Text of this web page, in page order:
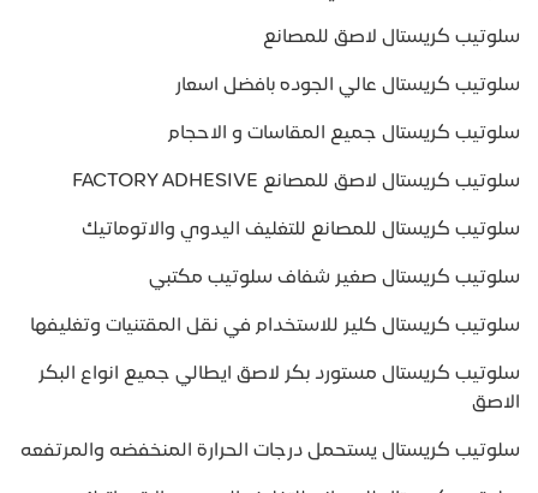
سلوتيب كريستال لاصق للمصانع
سلوتيب كريستال عالي الجوده بافضل اسعار
سلوتيب كريستال جميع المقاسات و الاحجام
سلوتيب كريستال لاصق للمصانع FACTORY ADHESIVE
سلوتيب كريستال للمصانع للتغليف اليدوي والاتوماتيك
سلوتيب كريستال صغير شفاف سلوتيب مكتبي
سلوتيب كريستال كلير للاستخدام في نقل المقتنيات وتغليفها
سلوتيب كريستال مستورد بكر لاصق ايطالي جميع انواع البكر
الاصق
سلوتيب كريستال يستحمل درجات الحرارة المنخفضه والمرتفعه